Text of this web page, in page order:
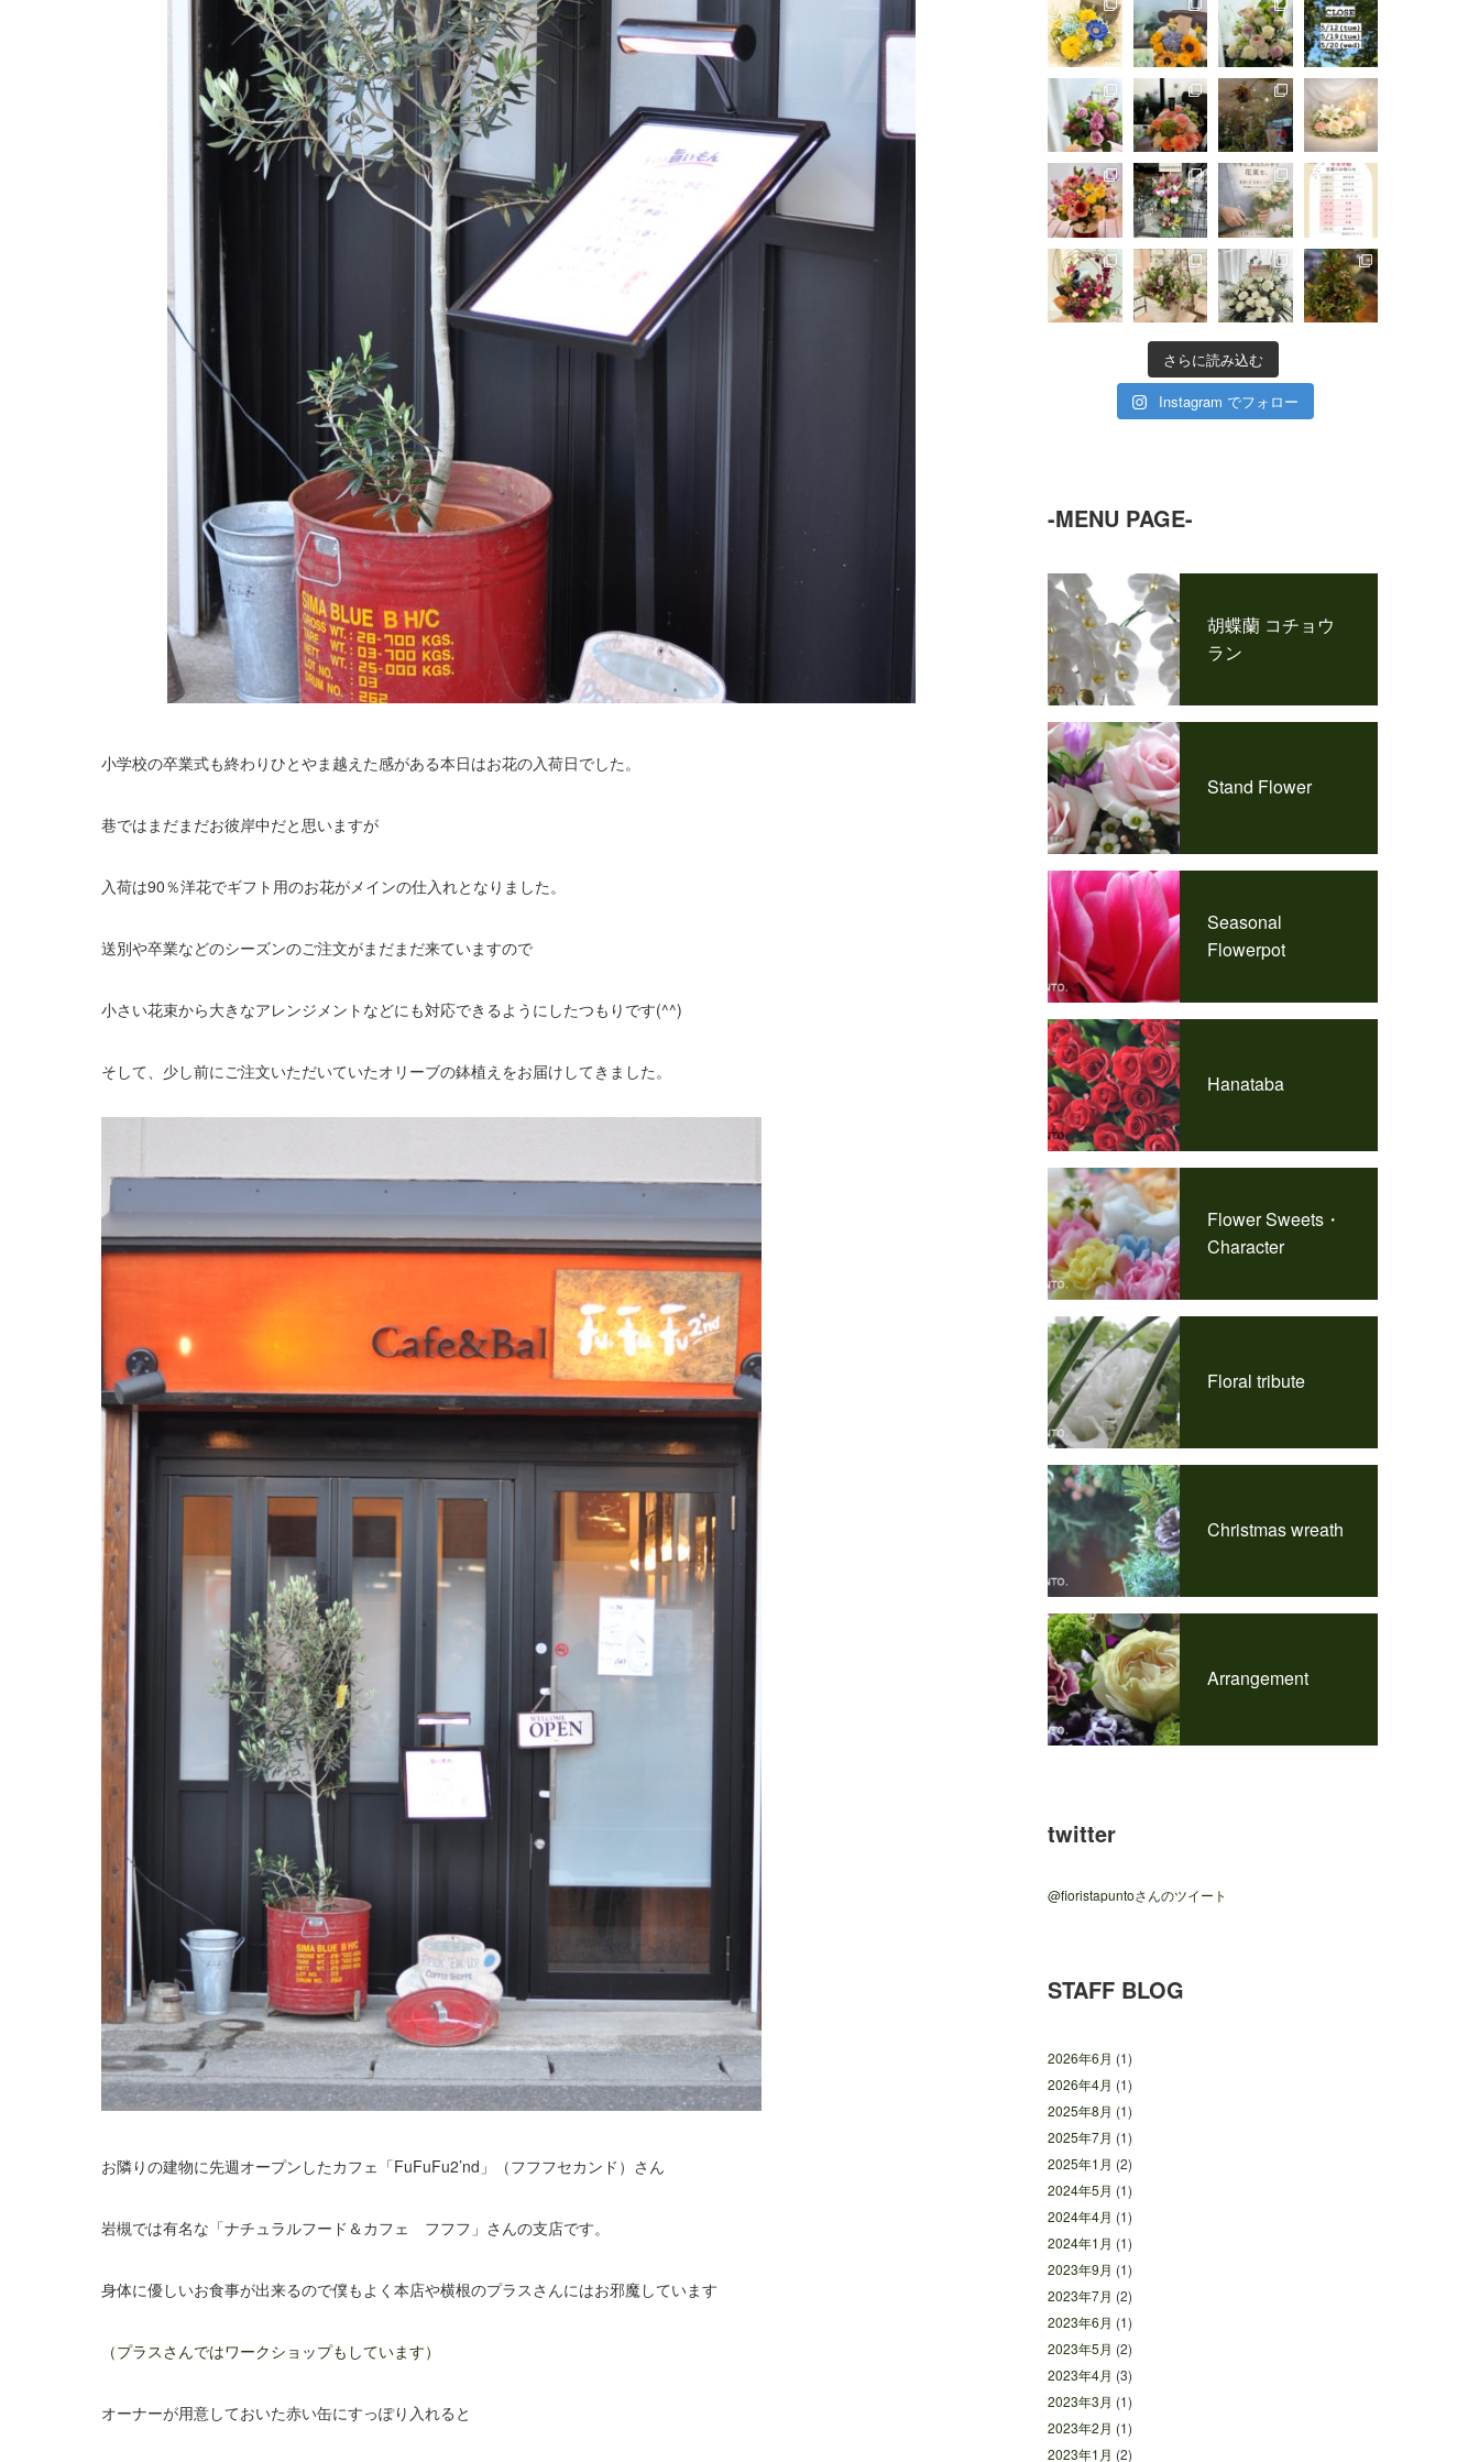
小学校の卒業式も終わりひとやま越えた感がある本日はお花の入荷日でした。
巷ではまだまだお彼岸中だと思いますが
入荷は90％洋花でギフト用のお花がメインの仕入れとなりました。
送別や卒業などのシーズンのご注文がまだまだ来ていますので
小さい花束から大きなアレンジメントなどにも対応できるようにしたつもりです(^^)
そして、少し前にご注文いただいていたオリーブの鉢植えをお届けしてきました。
お隣りの建物に先週オープンしたカフェ「FuFuFu2’nd」（フフフセカンド）さん
岩槻では有名な「ナチュラルフード＆カフェ フフフ」さんの支店です。
身体に優しいお食事が出来るので僕もよく本店や横根のプラスさんにはお邪魔しています
（プラスさんではワークショップもしています）
オーナーが用意しておいた赤い缶にすっぽり入れると
さらに読み込む
Instagram でフォロー
-MENU PAGE-
胡蝶蘭 コチョウ
ラン
Stand Flower
Seasonal
Flowerpot
Hanataba
Flower Sweets・
Character
Floral tribute
Christmas wreath
Arrangement
twitter
@fioristapuntoさんのツイート
STAFF BLOG
2026年6月 (1)
2026年4月 (1)
2025年8月 (1)
2025年7月 (1)
2025年1月 (2)
2024年5月 (1)
2024年4月 (1)
2024年1月 (1)
2023年9月 (1)
2023年7月 (2)
2023年6月 (1)
2023年5月 (2)
2023年4月 (3)
2023年3月 (1)
2023年2月 (1)
2023年1月 (2)